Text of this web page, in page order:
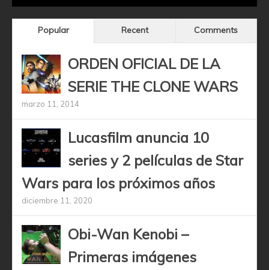
Popular Recent Comments
ORDEN OFICIAL DE LA
SERIE THE CLONE WARS
marzo 11, 2014
Lucasfilm anuncia 10
series y 2 películas de Star
Wars para los próximos años
diciembre 11, 2020
Obi-Wan Kenobi –
Primeras imágenes